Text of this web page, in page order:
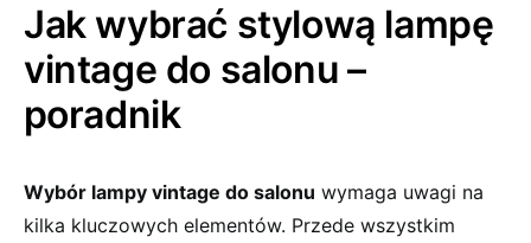
Jak wybrać stylową lampę
vintage do salonu –
⁣poradnik
Wybór lampy vintage ‍do salonu wymaga uwagi na
kilka kluczowych elementów. Przede wszystkim